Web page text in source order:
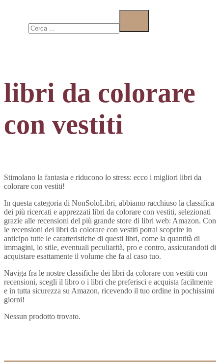
libri da colorare
con vestiti
Stimolano la fantasia e riducono lo stress: ecco i migliori libri da
colorare con vestiti!
In questa categoria di NonSoloLibri, abbiamo racchiuso la classifica
dei più ricercati e apprezzati libri da colorare con vestiti, selezionati
grazie alle recensioni del più grande store di libri web: Amazon. Con
le recensioni dei libri da colorare con vestiti potrai scoprire in
anticipo tutte le caratteristiche di questi libri, come la quantità di
immagini, lo stile, eventuali peculiarità, pro e contro, assicurandoti di
acquistare esattamente il volume che fa al caso tuo.
Naviga fra le nostre classifiche dei libri da colorare con vestiti con
recensioni, scegli il libro o i libri che preferisci e acquista facilmente
e in tutta sicurezza su Amazon, ricevendo il tuo ordine in pochissimi
giorni!
Nessun prodotto trovato.